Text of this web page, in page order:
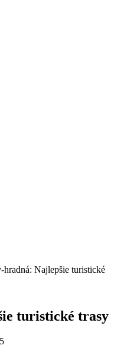
hradná: Najlepšie turistické
turistické trasy